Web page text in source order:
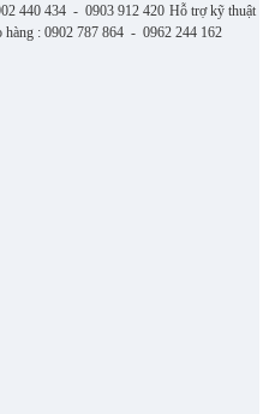
440 434 - 0903 912 420 Hỗ trợ kỹ thuật
hàng : 0902 787 864 - 0962 244 162